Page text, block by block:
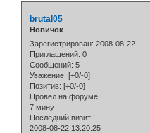
brutal05
Новичок
Зарегистрирован: 2008-08-22
Приглашений: 0
Сообщений: 5
Уважение: [+0/-0]
Позитив: [+0/-0]
Провел на форуме:
7 минут
Последний визит:
2008-08-22 13:20:25